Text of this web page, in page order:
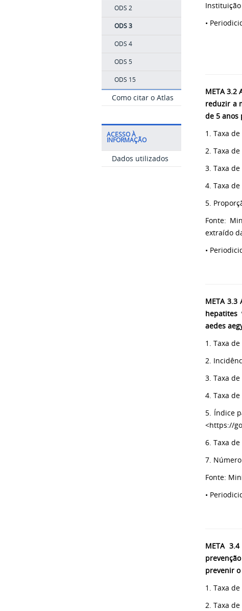
ODS 2
ODS 3
ODS 4
ODS 5
ODS 15
Como citar o Atlas
ACESSO À
INFORMAÇÃO
Dados utilizados
•
META 3.2
reduzir a
de 5 anos
1. Taxa
2. Taxa
3. Taxa
4. Taxa
5.
Fonte:
extraído
•
META
hepatites
aedes
1. Taxa
2.
3. Taxa
4. Taxa
5. Índice
<https://
6. Taxa
7.
Fonte:
•
META
prevenir
1. Taxa
2. Taxa